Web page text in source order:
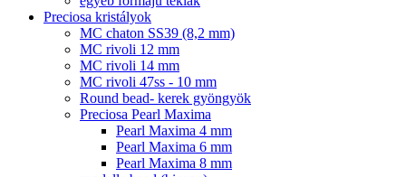
Preciosa kristályok
MC chaton SS39 (8,2 mm)
MC rivoli 12 mm
MC rivoli 14 mm
MC rivoli 47ss - 10 mm
Round bead- kerek gyöngyök
Preciosa Pearl Maxima
Pearl Maxima 4 mm
Pearl Maxima 6 mm
Pearl Maxima 8 mm